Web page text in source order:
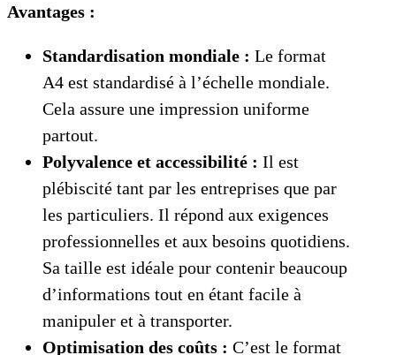
Avantages :
Standardisation mondiale : Le format
A4 est standardisé à l’échelle mondiale.
Cela assure une impression uniforme
partout.
Polyvalence et accessibilité : Il est
plébiscité tant par les entreprises que par
les particuliers. Il répond aux exigences
professionnelles et aux besoins quotidiens.
Sa taille est idéale pour contenir beaucoup
d’informations tout en étant facile à
manipuler et à transporter.
Optimisation des coûts : C’est le format